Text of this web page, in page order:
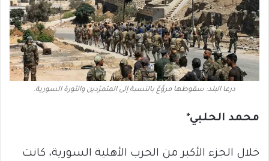
درعا البلد: سقوطها مروِّعٌ بالنسبة إلى المتمرّدين والثورة السورية.
محمد الحلبي*
خلال الجزء الأكبر من الحرب الأهلية السورية، كانت